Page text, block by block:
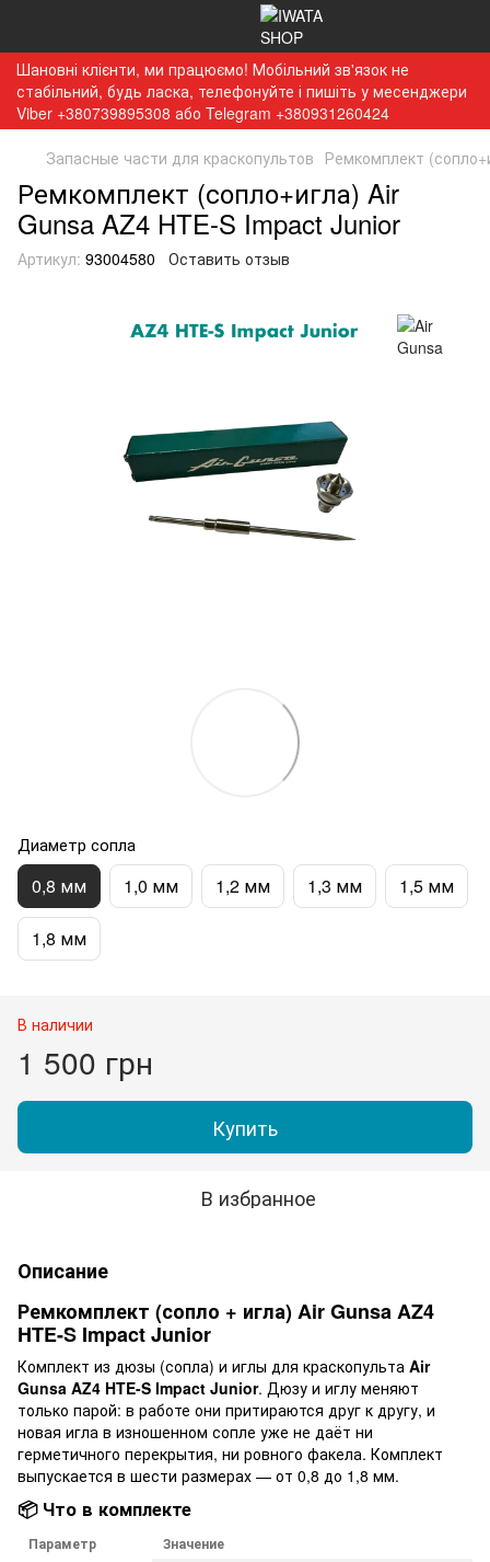
Шановні клієнти, ми працюємо! Мобільний зв'язок не
стабільний, будь ласка, телефонуйте і пишіть у месенджери
Viber +380739895308 або Telegram +380931260424
Запасные части для краскопультов Ремкомплект
Ремкомплект (сопло+игла) Air
Gunsa AZ4 HTE-S Impact Junior
Артикул: 93004580 Оставить отзыв
Диаметр сопла
0,8 мм 1,0 мм 1,2 мм 1,3 мм 1,5 мм
1,8 мм
В наличии
1 500 грн
Купить
В избранное
Описание
Ремкомплект (сопло + игла) Air Gunsa AZ4
HTE-S Impact Junior
Комплект из дюзы (сопла) и иглы для краскопульта Air
Gunsa AZ4 HTE-S Impact Junior. Дюзу и иглу меняют
только парой: в работе они притираются друг к другу, и
новая игла в изношенном сопле уже не даёт ни
герметичного перекрытия, ни ровного факела. Комплект
выпускается в шести размерах — от 0,8 до 1,8 мм.
📦 Что в комплекте
Параметр
Значение